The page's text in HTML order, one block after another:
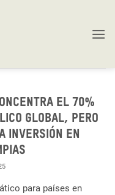
el 70%
global, pero
inversión en
para países en